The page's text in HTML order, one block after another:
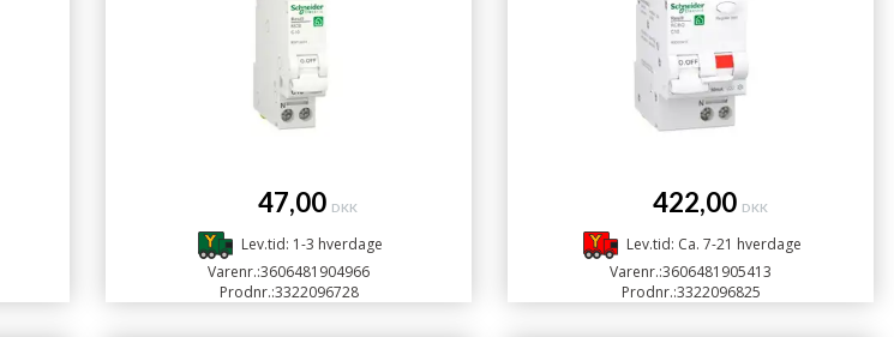
47,00 DKK
Lev.tid: 1-3 hverdage
Varenr.:3606481904966
Prodnr.:3322096728
422,00 DKK
Lev.tid: Ca. 7-21 hverdage
Varenr.:3606481905413
Prodnr.:3322096825